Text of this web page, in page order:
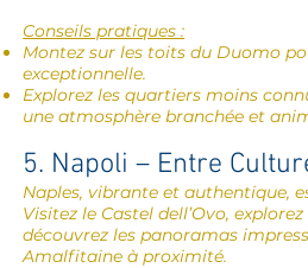
Conseils pratiques :
Montez sur les toits du Duomo
exceptionnelle.
Explorez les quartiers moins
une atmosphère branchée et
5. Napoli – Entre
Naples, vibrante et authentique,
Visitez le Castel dell’Ovo,
découvrez les panoramas
Amalfitaine à proximité.